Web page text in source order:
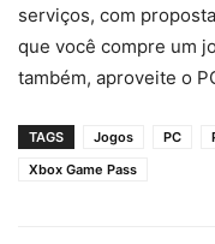
serviços, com
que você compre um
também, aproveite o
TAGS Jogos PC
Xbox Game Pass